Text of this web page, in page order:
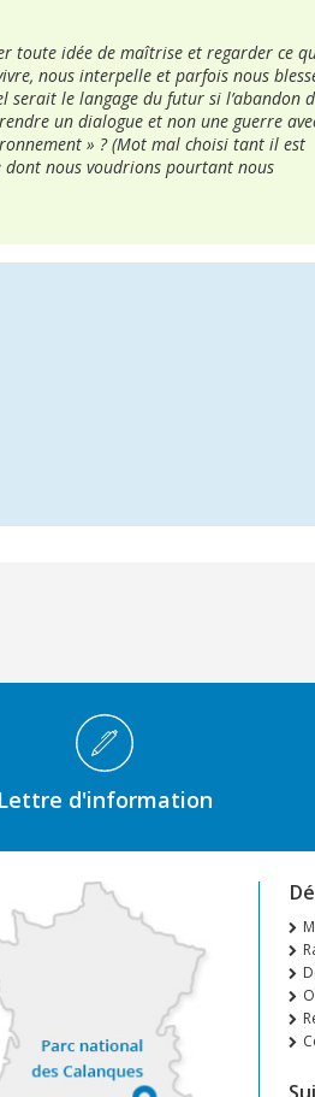
toute idée de maîtrise et regarder ce
nous interpelle et parfois nous
serait le langage du futur si l’abandon
un dialogue et non une guerre
» ? (Mot mal choisi tant il est
dont nous voudrions pourtant nous
Lettre d'information